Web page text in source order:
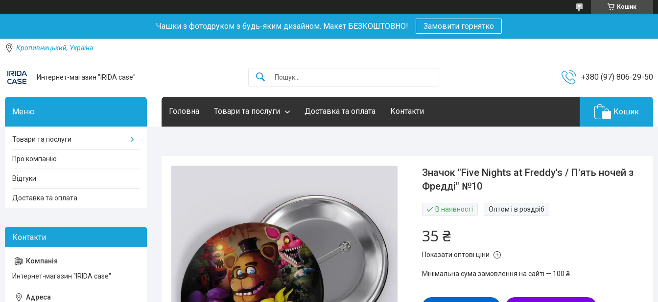
Кошик
Чашки з фотодруком з будь-яким дизайном. Макет БЕЗКОШТОВНО! Замовити горнятко
Кропивницький, Україна
Интернет-магазин "IRIDA case" +380 (97) 806-29-50
Головна Товари та послуги Доставка та оплата Контакти Кошик
Значок "Five Nights at Freddy's / П'ять ночей з
Фредді" №10
В наявності Оптом і в роздріб
35 ₴
Показати оптові ціни
Мінімальна сума замовлення на сайті — 100 ₴
Товари та послуги
Про компанію
Відгуки
Доставка та оплата
Интернет-магазин "IRIDA case"